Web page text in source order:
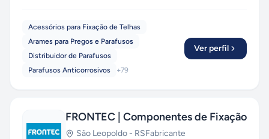
Acessórios para Fixação de Telhas
Arames para Pregos e Parafusos
Distribuidor de Parafusos
Parafusos Anticorrosivos
+79
Ver perfil
FRONTEC | Componentes de Fixação
São Leopoldo - RSFabricante